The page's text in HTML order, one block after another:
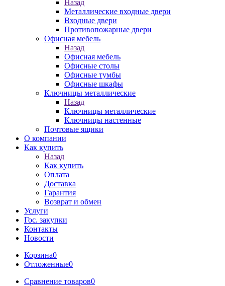
Назад
Металлические входные двери
Входные двери
Противопожарные двери
Офисная мебель
Назад
Офисная мебель
Офисные столы
Офисные тумбы
Офисные шкафы
Ключницы металлические
Назад
Ключницы металлические
Ключницы настенные
Почтовые ящики
О компании
Как купить
Назад
Как купить
Оплата
Доставка
Гарантия
Возврат и обмен
Услуги
Гос. закупки
Контакты
Новости
Корзина0
Отложенные0
Сравнение товаров0